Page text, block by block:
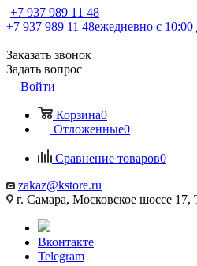
+7 937 989 11 48
+7 937 989 11 48ежедневно с 10:00
Заказать звонок
Задать вопрос
Войти
Корзина0
Отложенные0
Сравнение товаров0
zakaz@kstore.ru
г. Самара, Московское шоссе
Вконтакте
Telegram